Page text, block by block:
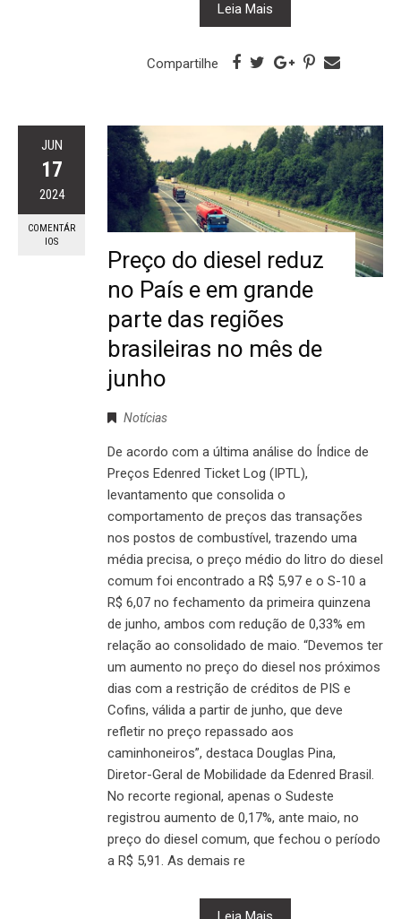
Leia Mais
Compartilhe
JUN
17
2024
COMENTÁR
IOS
Preço do diesel reduz
no País e em grande
parte das regiões
brasileiras no mês de
junho
Notícias
De acordo com a última análise do Índice de
Preços Edenred Ticket Log (IPTL),
levantamento que consolida o
comportamento de preços das transações
nos postos de combustível, trazendo uma
média precisa, o preço médio do litro do diesel
comum foi encontrado a R$ 5,97 e o S-10 a
R$ 6,07 no fechamento da primeira quinzena
de junho, ambos com redução de 0,33% em
relação ao consolidado de maio. “Devemos ter
um aumento no preço do diesel nos próximos
dias com a restrição de créditos de PIS e
Cofins, válida a partir de junho, que deve
refletir no preço repassado aos
caminhoneiros”, destaca Douglas Pina,
Diretor-Geral de Mobilidade da Edenred Brasil.
No recorte regional, apenas o Sudeste
registrou aumento de 0,17%, ante maio, no
preço do diesel comum, que fechou o período
a R$ 5,91. As demais re